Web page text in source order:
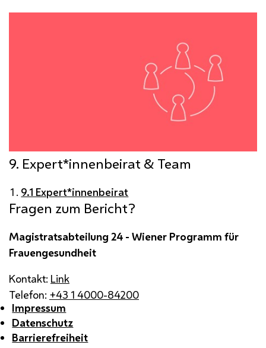
9. Expert*innenbeirat & Team
9.1 Expert*innenbeirat
Fragen zum Bericht?
Magistratsabteilung 24 - Wiener Programm für
Frauengesundheit
Kontakt: Link
Telefon: +43 1 4000-84200
Impressum
Datenschutz
Barrierefreiheit